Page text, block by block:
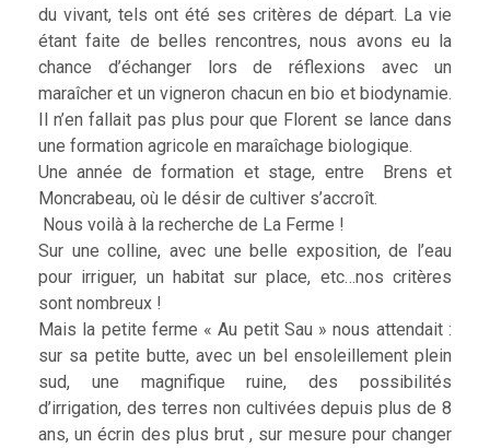
du vivant, tels ont été ses critères de départ. La vie
étant faite de belles rencontres, nous avons eu la
chance d’échanger lors de réflexions avec un
maraîcher et un vigneron chacun en bio et biodynamie.
Il n’en fallait pas plus pour que Florent se lance dans
une formation agricole en maraîchage biologique.
Une année de formation et stage, entre Brens et
Moncrabeau, où le désir de cultiver s’accroît.
Nous voilà à la recherche de La Ferme !
Sur une colline, avec une belle exposition, de l’eau
pour irriguer, un habitat sur place, etc…nos critères
sont nombreux !
Mais la petite ferme « Au petit Sau » nous attendait :
sur sa petite butte, avec un bel ensoleillement plein
sud, une magnifique ruine, des possibilités
d’irrigation, des terres non cultivées depuis plus de 8
ans, un écrin des plus brut , sur mesure pour changer